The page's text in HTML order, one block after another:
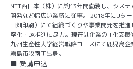
NTT西日本（株）に約13年間勤務し、シス
開発など幅広い業務に従事。 2018年にUタ
田畑印刷）にて組織づくりや事業開発を推
率化・DX推進に尽力。 現在は企業のIT化支援
九州生産性大学経営戦略コースにて鹿児島企
霧島市牧園町出身。
■ 受講申込